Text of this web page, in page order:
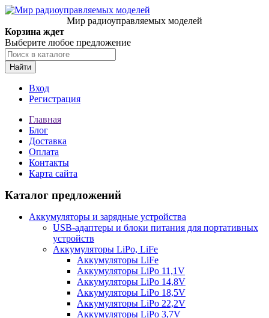
Мир радиоуправляемых моделей
Корзина ждет
Выберите любое предложение
Найти
Вход
Регистрация
Главная
Блог
Доставка
Оплата
Контакты
Карта сайта
Каталог предложений
Аккумуляторы и зарядные устройства
USB-адаптеры и блоки питания для портативных
устройств
Аккумуляторы LiPo, LiFe
Аккумуляторы LiFe
Аккумуляторы LiPo 11,1V
Аккумуляторы LiPo 14,8V
Аккумуляторы LiPo 18,5V
Аккумуляторы LiPo 22,2V
Аккумуляторы LiPo 3,7V